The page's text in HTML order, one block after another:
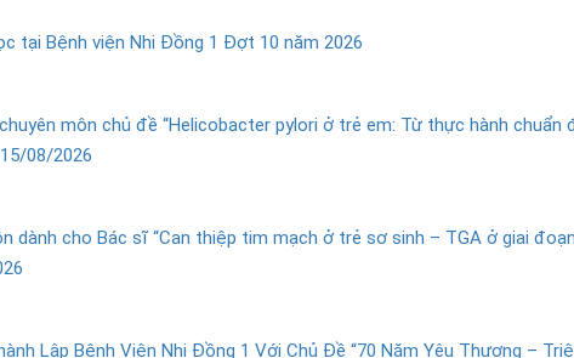
tại Bệnh viện Nhi Đồng 1 Đợt 10 năm 2026
môn chủ đề “Helicobacter pylori ở trẻ em: Từ thực hành chuẩn
08/2026
dành cho Bác sĩ “Can thiệp tim mạch ở trẻ sơ sinh – TGA ở giai
Lập Bệnh Viện Nhi Đồng 1 Với Chủ Đề “70 Năm Yêu Thương –